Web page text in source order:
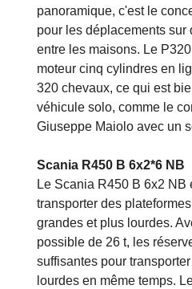
panoramique, c'est le
pour les déplacements sur
entre les maisons. Le
moteur cinq cylindres en
320 chevaux, ce qui est
véhicule solo, comme le
Giuseppe Maiolo avec un
Scania R450 B 6x2*6 NB
Le Scania R450 B 6x2 NB
transporter des
grandes et plus lourdes.
possible de 26 t, les
suffisantes pour
lourdes en même temps.